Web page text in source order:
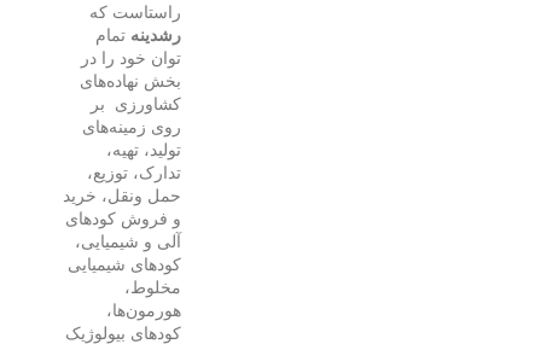
راستاست که
رشدینه تمام
توان خود را در
بخش نهاده‌های
کشاورزی بر
روی زمینه‌های
تولید، تهیه‌،
تدارک‌، توزیع‌،
حمل‌ ونقل‌، خرید
و فروش‌ کودهای‌
آلی و شیمیایی،
کودهای‌ شیمیایی‌
مخلوط‌،
هورمون‌ها،
کودهای بیولوژیک